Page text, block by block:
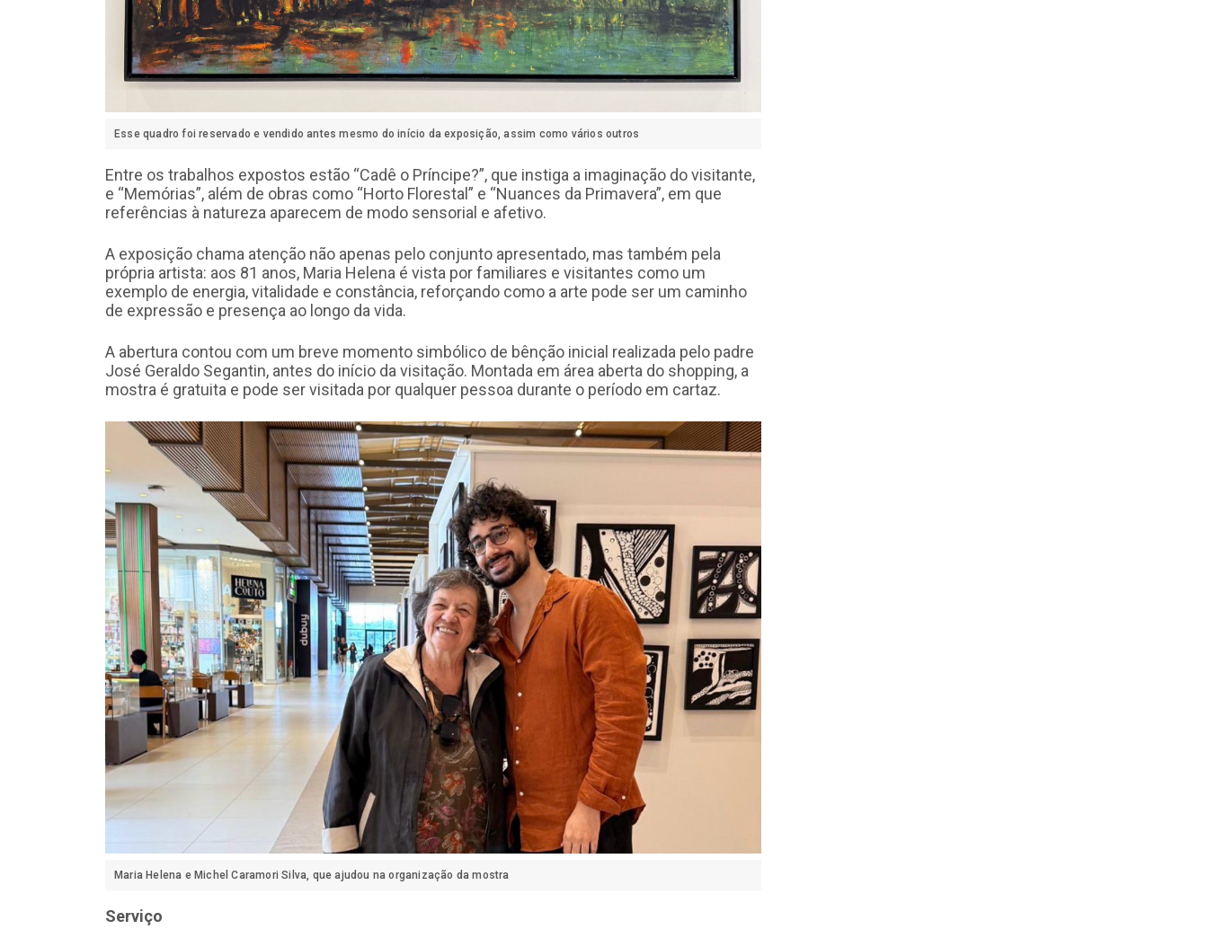
Esse quadro foi reservado e vendido antes mesmo do início da exposição, assim como vários outros
Entre os trabalhos expostos estão “Cadê o Príncipe?”, que instiga a imaginação do visitante,
e “Memórias”, além de obras como “Horto Florestal” e “Nuances da Primavera”, em que
referências à natureza aparecem de modo sensorial e afetivo.
A exposição chama atenção não apenas pelo conjunto apresentado, mas também pela
própria artista: aos 81 anos, Maria Helena é vista por familiares e visitantes como um
exemplo de energia, vitalidade e constância, reforçando como a arte pode ser um caminho
de expressão e presença ao longo da vida.
A abertura contou com um breve momento simbólico de bênção inicial realizada pelo padre
José Geraldo Segantin, antes do início da visitação. Montada em área aberta do shopping, a
mostra é gratuita e pode ser visitada por qualquer pessoa durante o período em cartaz.
Maria Helena e Michel Caramori Silva, que ajudou na organização da mostra
Serviço